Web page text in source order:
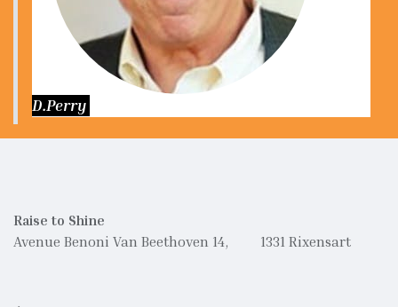
D.Perry
Raise to Shine
Avenue Benoni Van Beethoven 14, 1331 Rixensart